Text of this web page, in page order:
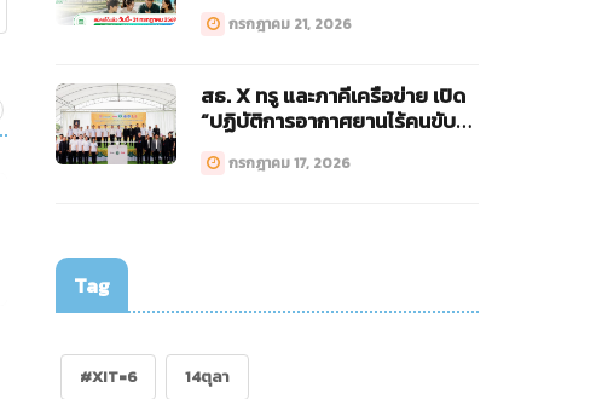
เถ้าแก่ได้ ถ้ามีข้อมูลมาก
กรกฎาคม 21, 2026
สธ. X ทรู และภาคีเครือข่าย เปิด
“ปฏิบัติการอากาศยานไร้คนขับ
กรกฎาคม 17, 2026
Tag
#XIT=6 14ตุลา